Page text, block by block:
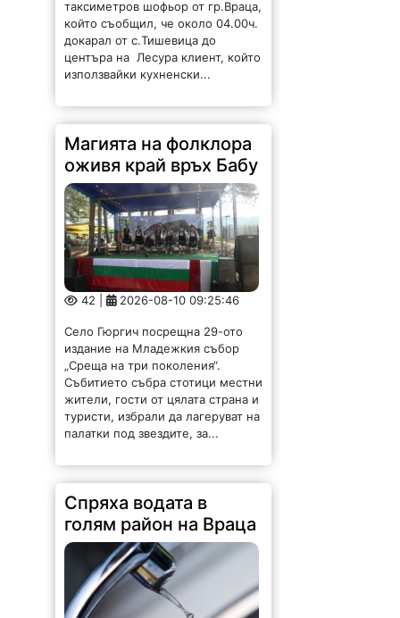
докарал от с.Тишевица до
центъра на Лесура клиент, който
използвайки кухненски...
Магията на фолклора
оживя край връх Бабу
42 | 2026-08-10 09:25:46
Село Гюргич посрещна 29-ото
издание на Младежкия събор
„Среща на три поколения“.
Събитието събра стотици местни
жители, гости от цялата страна и
туристи, избрали да лагеруват на
палатки под звездите, за...
Спряха водата в
голям район на Враца